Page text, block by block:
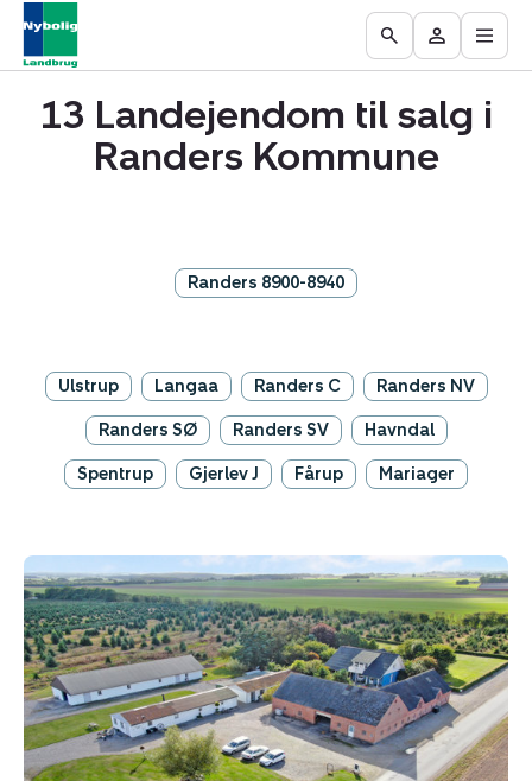
Ejendomme
til
Find
mægler
Få
vurderet
ejendom
Go
to
the
Search
page
Besøg
Mit
område
Åbn
13 Landejendom til salg i
Randers Kommune
Randers 8900-8940
Ulstrup Langaa Randers C Randers NV
Randers SØ Randers SV Havndal
Spentrup Gjerlev J Fårup Mariager
Landejendom:
Hvilhusevej
24,
Tørring,
8970
Havndal